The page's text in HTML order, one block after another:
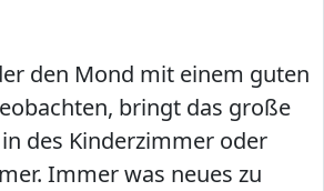
den Mond mit einem guten
bringt das große
des Kinderzimmer oder
Immer was neues zu